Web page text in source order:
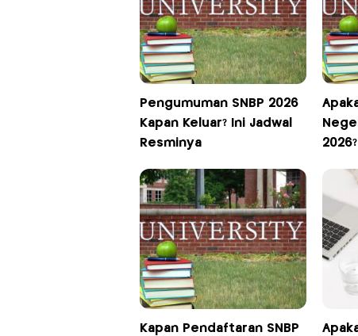
Pengumuman SNBP 2026
Kapan Keluar? Ini Jadwal
Resminya
Kapan Pendaftaran SNBP